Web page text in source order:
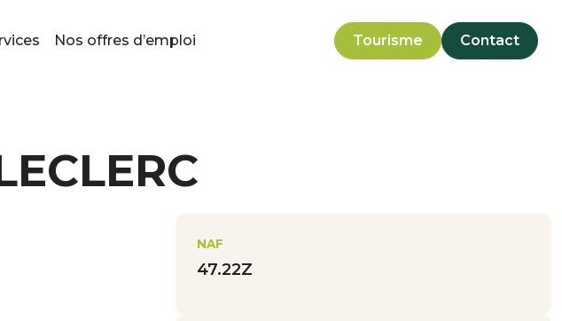
Nos offres d’emploi Tourisme Contact
NAF
47.22Z